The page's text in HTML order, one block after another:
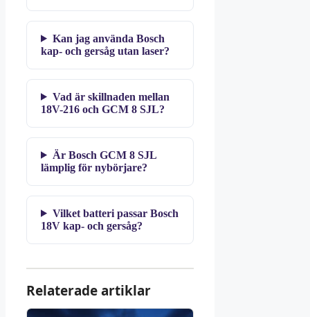
Kan jag använda Bosch
kap- och gersåg utan laser?
Vad är skillnaden mellan
18V-216 och GCM 8 SJL?
Är Bosch GCM 8 SJL
lämplig för nybörjare?
Vilket batteri passar Bosch
18V kap- och gersåg?
Relaterade artiklar